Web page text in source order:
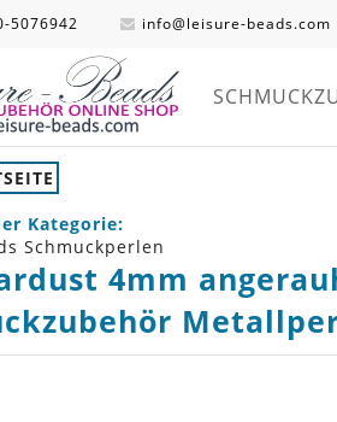
5076942 info@leisure-beads.com
Kategorie:
Schmuckperlen
4mm